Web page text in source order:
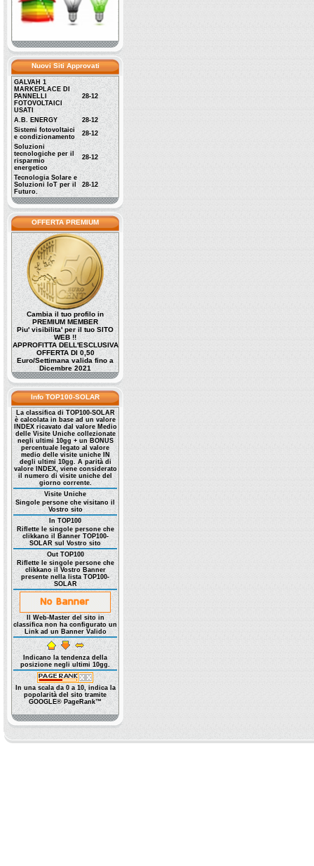
Nuovi Siti Approvati
GALVAH 1
MARKEPLACE DI
PANNELLI
FOTOVOLTAICI
USATI
28-12
A.B. ENERGY
28-12
Sistemi fotovoltaici
e condizionamento
28-12
Soluzioni
tecnologiche per il
risparmio
energetico
28-12
Tecnologia Solare e
Soluzioni IoT per il
Futuro.
28-12
OFFERTA PREMIUM
Cambia il tuo profilo in
PREMIUM MEMBER
Piu' visibilita' per il tuo SITO
WEB !!
APPROFITTA DELL'ESCLUSIVA
OFFERTA DI 0,50
Euro/Settimana valida fino a
Dicembre 2021
Info TOP100-SOLAR
La classifica di TOP100-SOLAR
è calcolata in base ad un valore
INDEX ricavato dal valore Medio
delle Visite Uniche collezionate
negli ultimi 10gg + un BONUS
percentuale legato al valore
medio delle visite uniche IN
degli ultimi 10gg. A parità di
valore INDEX, viene considerato
il numero di visite uniche del
giorno corrente.
Visite Uniche
Singole persone che visitano il
Vostro sito
In TOP100
Riflette le singole persone che
clikkano il Banner TOP100-
SOLAR sul Vostro sito
Out TOP100
Riflette le singole persone che
clikkano il Vostro Banner
presente nella lista TOP100-
SOLAR
Il Web-Master del sito in
classifica non ha configurato un
Link ad un Banner Valido
Indicano la tendenza della
posizione negli ultimi 10gg.
In una scala da 0 a 10, indica la
popolarità del sito tramite
GOOGLE® PageRank™